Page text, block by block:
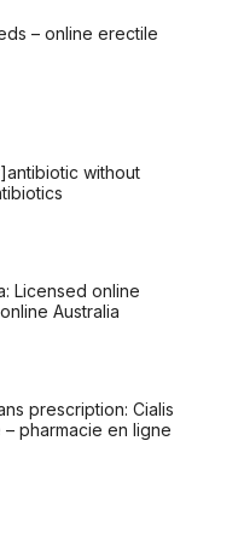
– online erectile
without
Licensed online
Australia
prescription: Cialis
– pharmacie en ligne